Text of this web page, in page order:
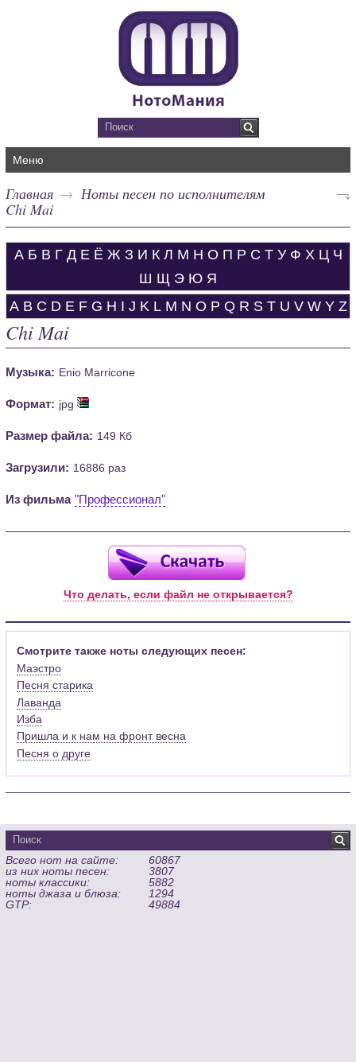
Меню
Главная
Ноты песен по исполнителям
Chi Mai
А Б В Г Д Е Ё Ж З И К Л М Н О П Р С Т У Ф Х Ц Ч
Ш Щ Э Ю Я
A B C D E F G H I J K L M N O P Q R S T U V W Y Z
Chi Mai
Музыка: Enio Marricone
Формат: jpg
Размер файла: 149 Кб
Загрузили: 16886 раз
Из фильма "Профессионал"
Что делать, если файл не открывается?
Смотрите также ноты следующих песен:
Маэстро
Песня старика
Лаванда
Изба
Пришла и к нам на фронт весна
Песня о друге
Всего нот на сайте:
60867
из них ноты песен:
3807
ноты классики:
5882
ноты джаза и блюза:
1294
GTP:
49884